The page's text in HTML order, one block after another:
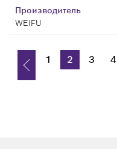
Производитель
WEIFU
1 2 3 4